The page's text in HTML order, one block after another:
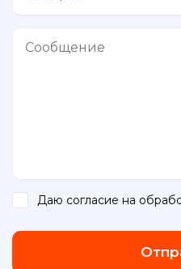
Даю согласие на